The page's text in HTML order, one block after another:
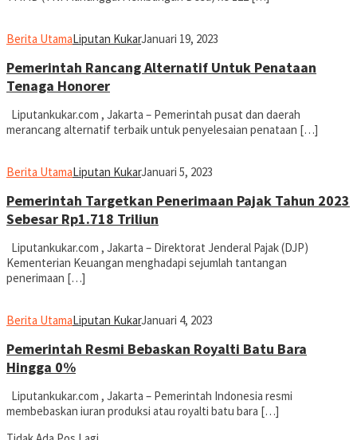
Berita UtamaLiputan KukarJanuari 19, 2023
Pemerintah Rancang Alternatif Untuk Penataan
Tenaga Honorer
Liputankukar.com , Jakarta – Pemerintah pusat dan daerah
merancang alternatif terbaik untuk penyelesaian penataan […]
Berita UtamaLiputan KukarJanuari 5, 2023
Pemerintah Targetkan Penerimaan Pajak Tahun 2023
Sebesar Rp1.718 Triliun
Liputankukar.com , Jakarta – Direktorat Jenderal Pajak (DJP)
Kementerian Keuangan menghadapi sejumlah tantangan
penerimaan […]
Berita UtamaLiputan KukarJanuari 4, 2023
Pemerintah Resmi Bebaskan Royalti Batu Bara
Hingga 0%
Liputankukar.com , Jakarta – Pemerintah Indonesia resmi
membebaskan iuran produksi atau royalti batu bara […]